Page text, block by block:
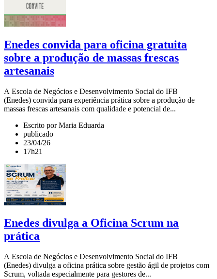
Enedes convida para oficina gratuita
sobre a produção de massas frescas
artesanais
A Escola de Negócios e Desenvolvimento Social do IFB
(Enedes) convida para experiência prática sobre a produção de
massas frescas artesanais com qualidade e potencial de...
Escrito por Maria Eduarda
publicado
23/04/26
17h21
Enedes divulga a Oficina Scrum na
prática
A Escola de Negócios e Desenvolvimento Social do IFB
(Enedes) divulga a oficina prática sobre gestão ágil de projetos com
Scrum, voltada especialmente para gestores de...